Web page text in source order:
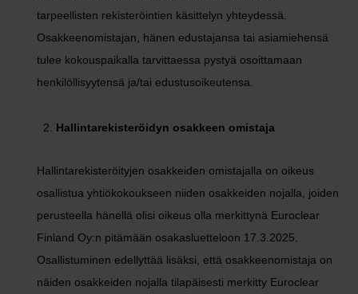
tarpeellisten rekisteröintien käsittelyn yhteydessä.
Osakkeenomistajan, hänen edustajansa tai asiamiehensä
tulee kokouspaikalla tarvittaessa pystyä osoittamaan
henkilöllisyytensä ja/tai edustusoikeutensa.
Hallintarekisteröidyn osakkeen omistaja
Hallintarekisteröityjen osakkeiden omistajalla on oikeus
osallistua yhtiökokoukseen niiden osakkeiden nojalla, joiden
perusteella hänellä olisi oikeus olla merkittynä Euroclear
Finland Oy:n pitämään osakasluetteloon 17.3.2025.
Osallistuminen edellyttää lisäksi, että osakkeenomistaja on
näiden osakkeiden nojalla tilapäisesti merkitty Euroclear